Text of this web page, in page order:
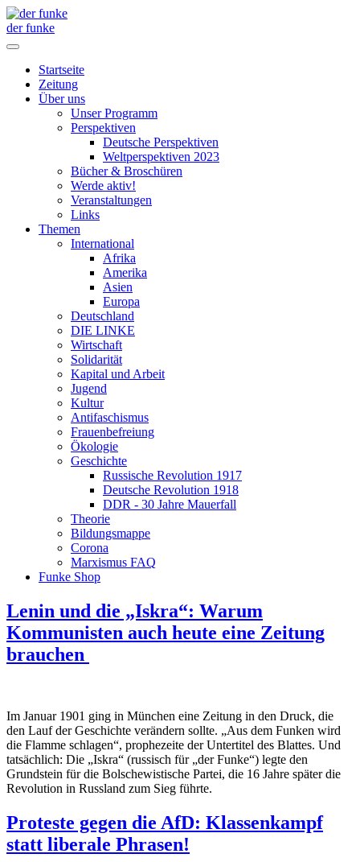
der funke
Startseite
Zeitung
Über uns
Unser Programm
Perspektiven
Deutsche Perspektiven
Weltperspektiven 2023
Bücher & Broschüren
Werde aktiv!
Veranstaltungen
Links
Themen
International
Afrika
Amerika
Asien
Europa
Deutschland
DIE LINKE
Wirtschaft
Solidarität
Kapital und Arbeit
Jugend
Kultur
Antifaschismus
Frauenbefreiung
Ökologie
Geschichte
Russische Revolution 1917
Deutsche Revolution 1918
DDR - 30 Jahre Mauerfall
Theorie
Bildungsmappe
Corona
Marxismus FAQ
Funke Shop
Lenin und die „Iskra“: Warum
Kommunisten auch heute eine Zeitung
brauchen
Im Januar 1901 ging in München eine Zeitung in den Druck, die
den Lauf der Geschichte verändern sollte. „Aus dem Funken wird
die Flamme schlagen“, prophezeite der Untertitel des Blattes. Und
tatsächlich: Die „Iskra“ (russisch für „der Funke“) legte den
Grundstein für die Bolschewistische Partei, die 16 Jahre später die
Revolution in Russland zum Sieg führte.
Proteste gegen die AfD: Klassenkampf
statt liberale Phrasen!